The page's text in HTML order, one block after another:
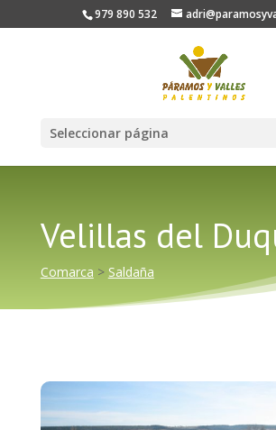
979 890 532
Seleccionar página
Velillas del
Comarca > Saldaña